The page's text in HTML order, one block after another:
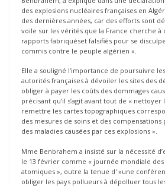
des explosions nucléaires françaises en
des dernières années, car des efforts sont
voile sur les vérités que la France cherche à
rapports fabriquéset falsifiés pour se
commis contre le peuple algérien ».
Elle a souligné l’importance de poursuivre
autorités françaises à dévoiler les sites des
obliger à payer les coûts des dommages
précisant qu’il s’agit avant tout de «
remettre les cartes topographiques
des mesures de soins et des
des maladies causées par ces explosions ».
Mme Benbrahem a insisté sur la nécessité
le 13 février comme « journée mondiale
atomiques », outre la tenue d' »une
obliger les pays pollueurs à dépolluer tous